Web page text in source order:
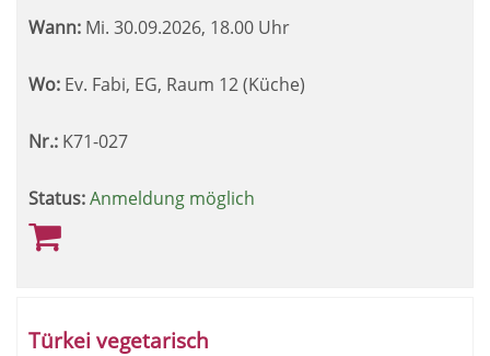
Wann: Mi. 30.09.2026, 18.00 Uhr
Wo: Ev. Fabi, EG, Raum 12 (Küche)
Nr.: K71-027
Status:Anmeldung möglich
Türkei vegetarisch